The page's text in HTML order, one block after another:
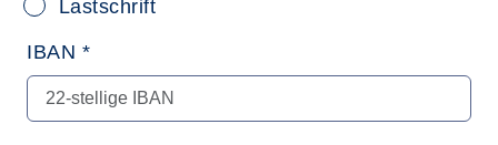
Lastschrift
IBAN *